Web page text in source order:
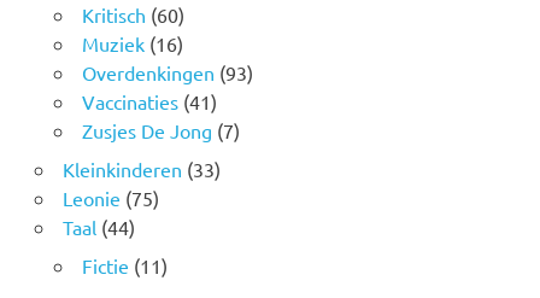
Kritisch (60)
Muziek(16)
Overdenkingen (93)
Vaccinaties(41)
Zusjes De Jong (7)
Kleinkinderen (33)
Leonie (75)
Taal(44)
Fictie (11)